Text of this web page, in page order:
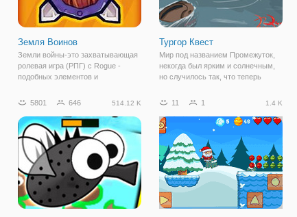
Земля Воинов
Земли войны-это захватывающая
ролевая игра (РПГ) с Rogue -
подобных элементов и
можете использовать несколько
стрелы, и даже волшебный посох
для сражения с
Тургор Квест
Мир под названием Промежуток,
некогда был ярким и солнечным,
но случилось так, что теперь
жизни и мир превратился
Даже его обитатели погрязли в
сером цвете,
5801 646 514.12 K 11 1 1.4 K